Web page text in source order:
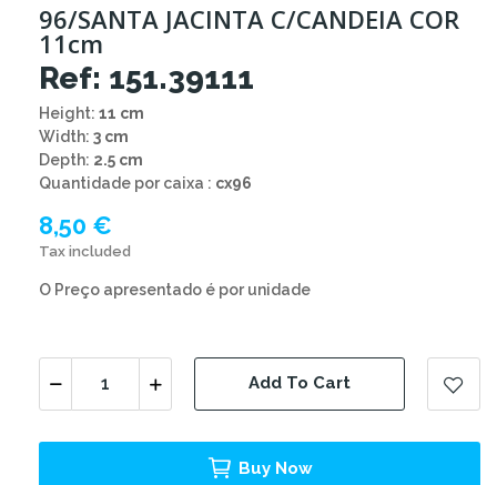
96/SANTA JACINTA C/CANDEIA COR
11cm
Ref: 151.39111
Height: 11 cm
Width: 3 cm
Depth: 2.5 cm
Quantidade por caixa : cx96
8,50 €
Tax included
O Preço apresentado é por unidade
Add To Cart
Buy Now